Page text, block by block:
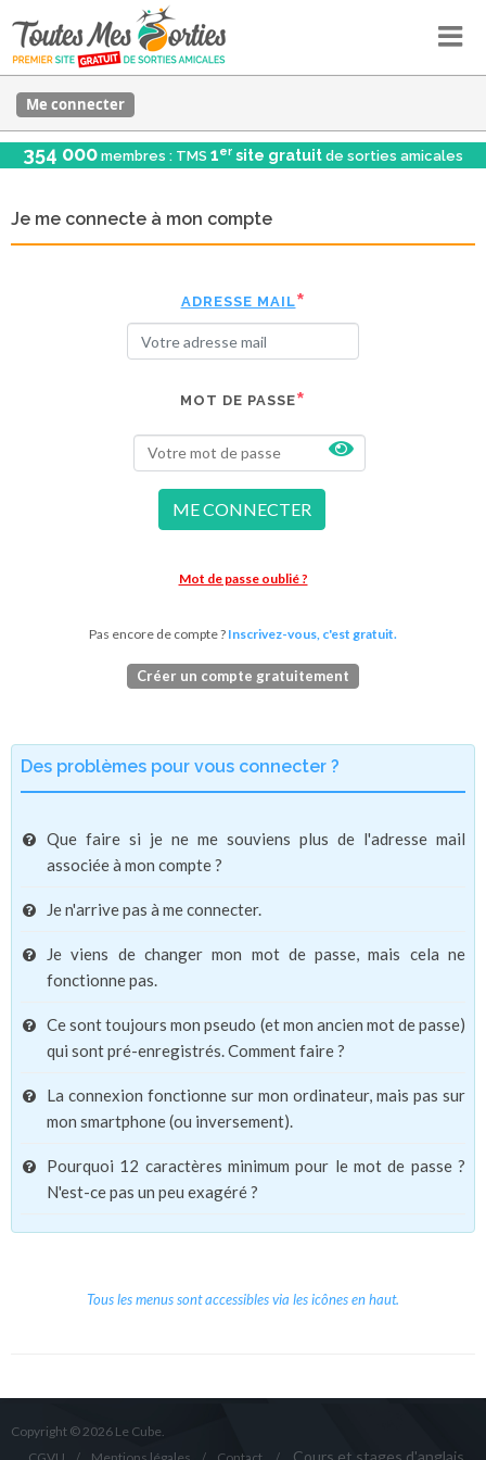
Me connecter
354 000 membres : TMS 1er site gratuit de sorties amicales
Je me connecte à mon compte
ADRESSE MAIL
MOT DE PASSE
ME CONNECTER
Mot de passe oublié ?
Pas encore de compte ? Inscrivez-vous, c'est gratuit.
Créer un compte gratuitement
Des problèmes pour vous connecter ?
Que faire si je ne me souviens plus de l'adresse mail
associée à mon compte ?
Je n'arrive pas à me connecter.
Je viens de changer mon mot de passe, mais cela ne
fonctionne pas.
Ce sont toujours mon pseudo (et mon ancien mot de passe)
qui sont pré-enregistrés. Comment faire ?
La connexion fonctionne sur mon ordinateur, mais pas sur
mon smartphone (ou inversement).
Pourquoi 12 caractères minimum pour le mot de passe ?
N'est-ce pas un peu exagéré ?
Tous les menus sont accessibles via les icônes en haut.
Copyright © 2026 Le Cube.
Cours et stages d'anglais